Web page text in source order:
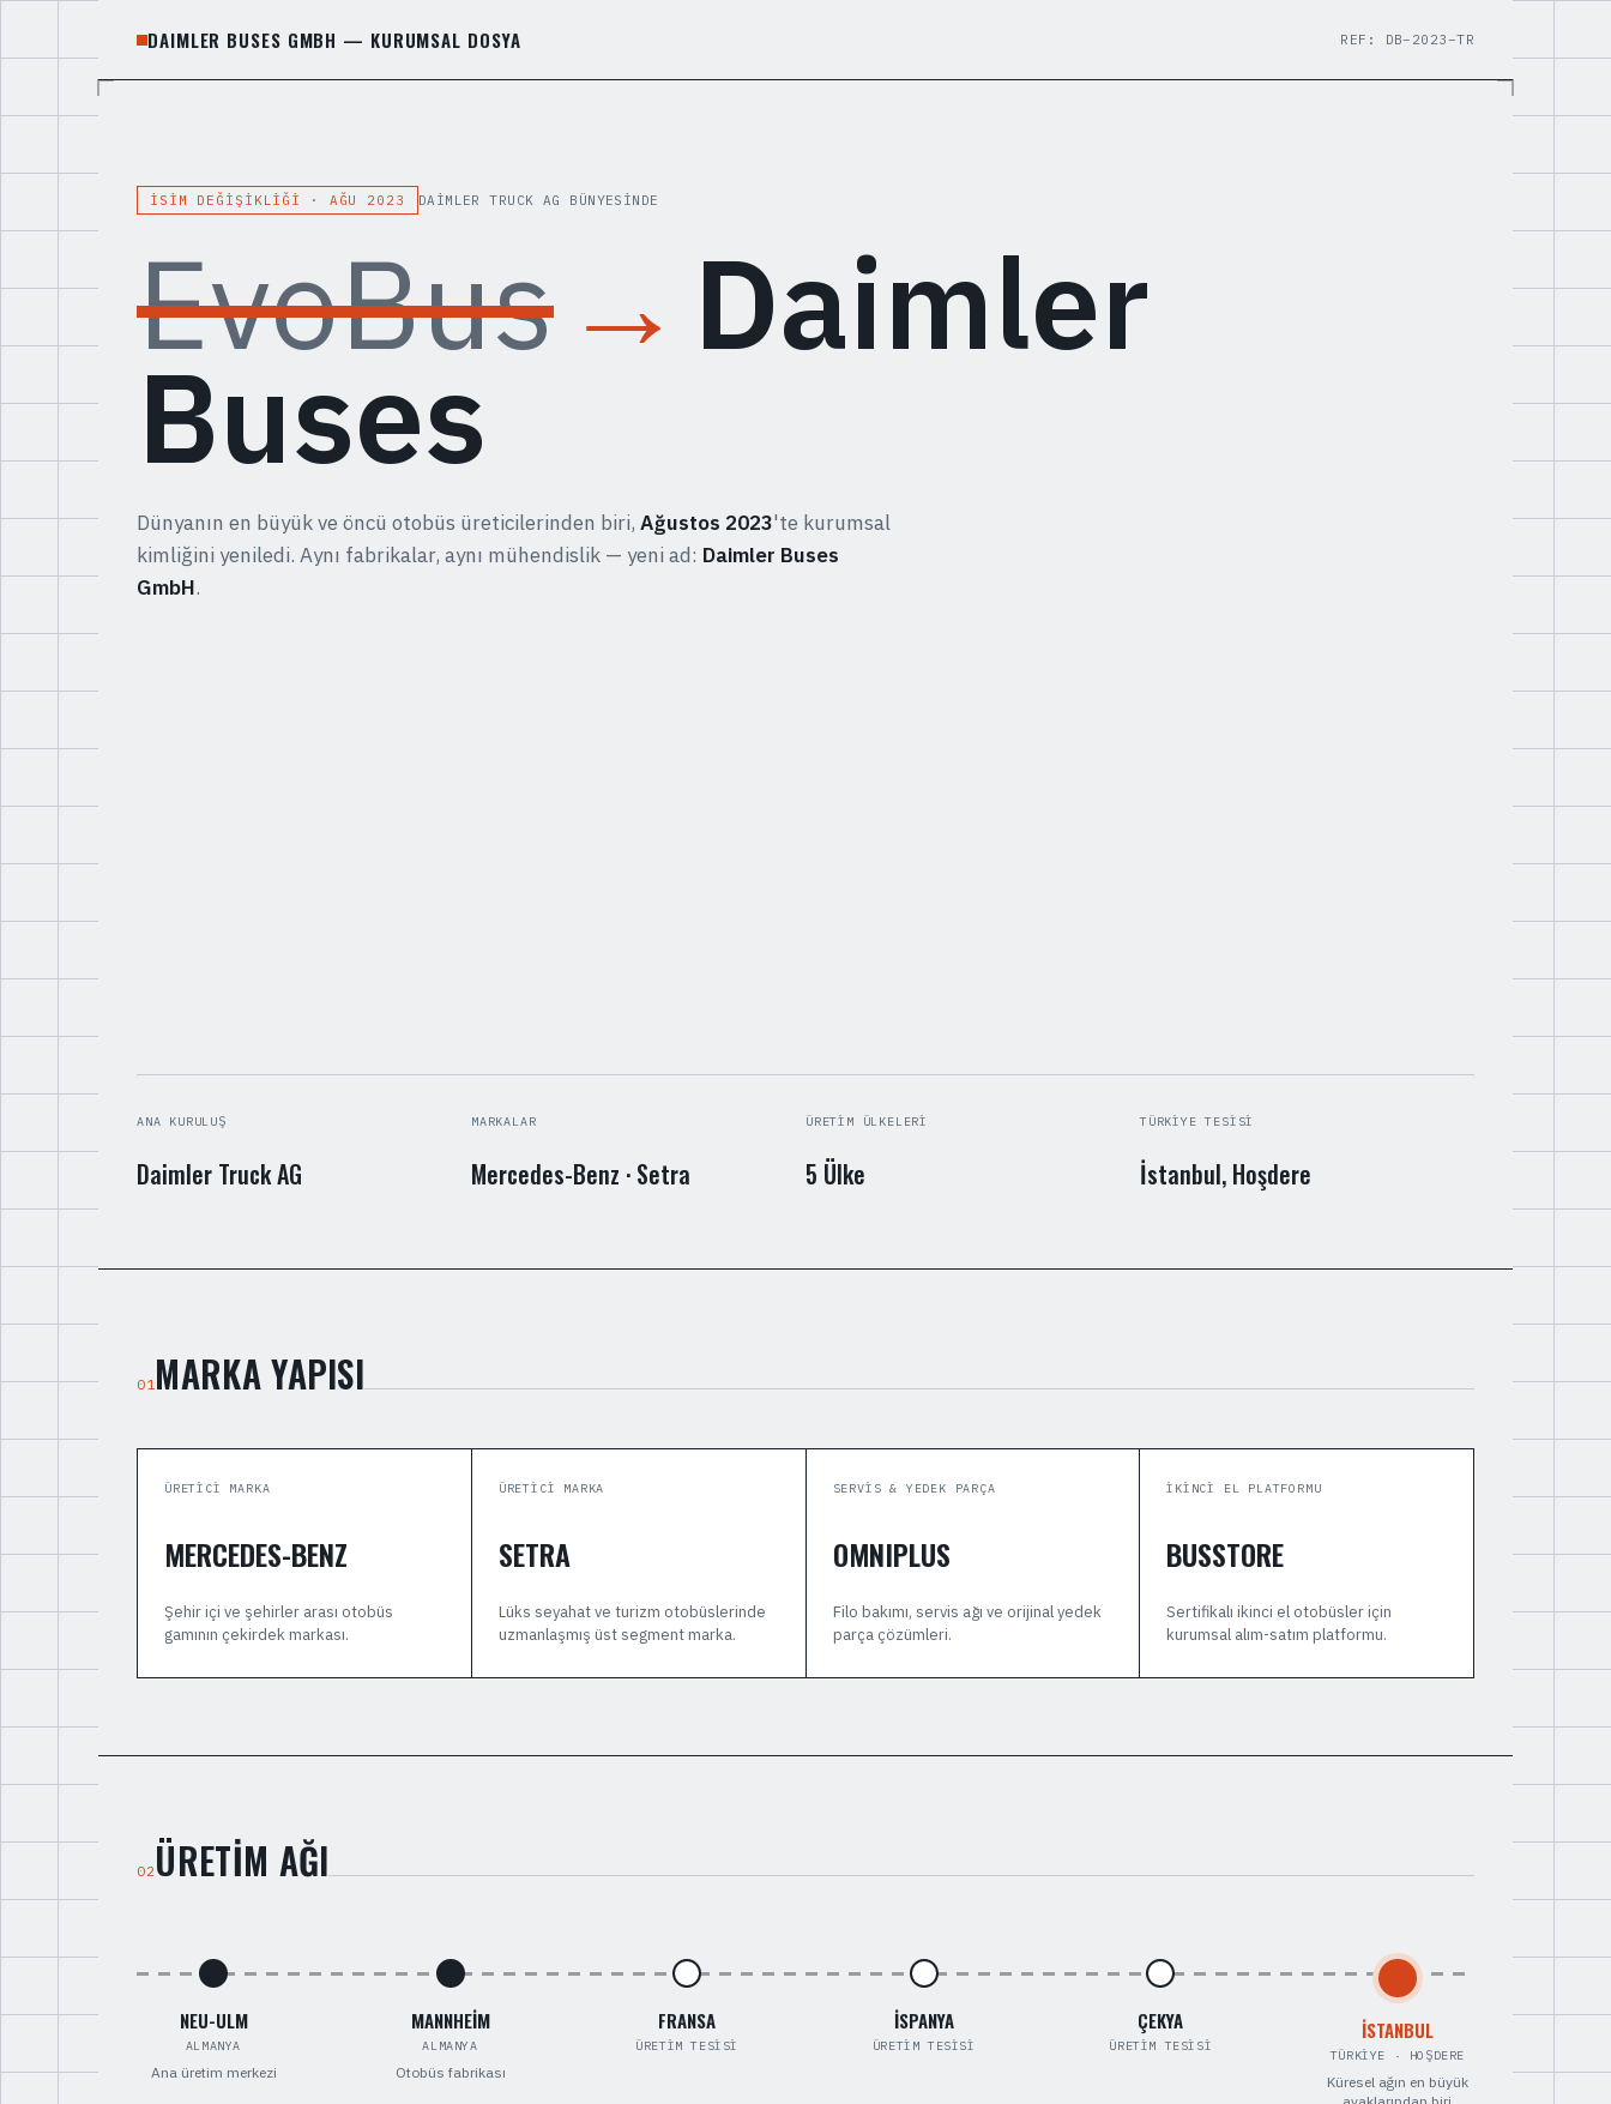
DAIMLER BUSES GMBH — KURUMSAL DOSYA REF: DB–2023–TR
İSIM DEĞIŞIKLIĞI · AĞU 2023 DAIMLER TRUCK AG BÜNYESINDE
EvoBus→ Daimler
Buses
Dünyanın en büyük ve öncü otobüs üreticilerinden biri, Ağustos 2023'te kurumsal
kimliğini yeniledi. Aynı fabrikalar, aynı mühendislik — yeni ad: Daimler Buses
GmbH.
ANA KURULUŞ
Daimler Truck AG
MARKALAR
Mercedes-Benz · Setra
ÜRETIM ÜLKELERI
5 Ülke
TÜRKIYE TESISI
İstanbul, Hoşdere
01MARKA YAPISI
ÜRETICI MARKA
MERCEDES-BENZ
Şehir içi ve şehirler arası otobüs
gamının çekirdek markası.
ÜRETICI MARKA
SETRA
Lüks seyahat ve turizm otobüslerinde
uzmanlaşmış üst segment marka.
SERVIS & YEDEK PARÇA
OMNIPLUS
Filo bakımı, servis ağı ve orijinal yedek
parça çözümleri.
İKINCI EL PLATFORMU
BUSSTORE
Sertifikalı ikinci el otobüsler için
kurumsal alım-satım platformu.
02ÜRETIM AĞI
NEU-ULM
ALMANYA
Ana üretim merkezi
MANNHEIM
ALMANYA
Otobüs fabrikası
FRANSA
ÜRETIM TESISI
İSPANYA
ÜRETIM TESISI
ÇEKYA
ÜRETIM TESISI
İSTANBUL
TÜRKIYE · HOŞDERE
Küresel ağın en büyük